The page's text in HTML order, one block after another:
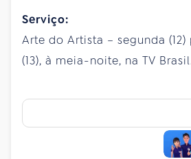
Serviço:
Arte do Artista – segunda
(13), à meia-noite, na TV